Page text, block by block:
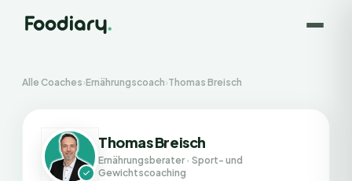
Alle Coaches›Ernährungscoach›Thomas Breisch
Thomas Breisch
Ernährungsberater · Sport- und
Gewichtscoaching